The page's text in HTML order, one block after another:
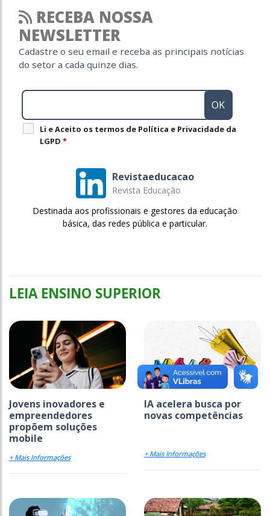
RECEBA NOSSA
NEWSLETTER
Cadastre o seu email e receba as principais notícias
do setor a cada quinze dias.
Li e Aceito os termos de Política e Privacidade da
LGPD *
Revistaeducacao
Revista Educação
Destinada aos profissionais e gestores da educação
básica, das redes pública e particular.
LEIA ENSINO SUPERIOR
Jovens inovadores e
empreendedores
propõem soluções
mobile
+ Mais Informações
IA acelera busca por
novas competências
+ Mais Informações